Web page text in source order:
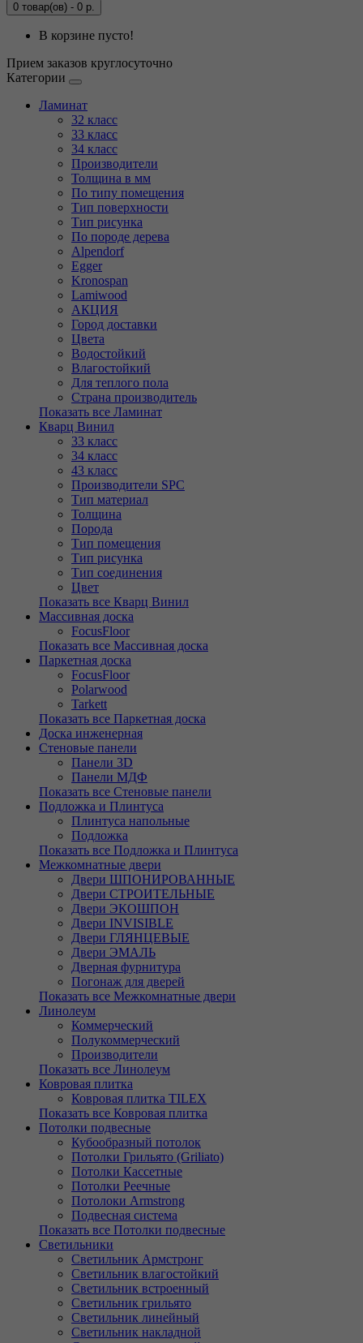
0 товар(ов) - 0 р.
В корзине пусто!
Прием заказов круглосуточно
Категории
Ламинат
32 класс
33 класс
34 класс
Производители
Толщина в мм
По типу помещения
Тип поверхности
Тип рисунка
По породе дерева
Alpendorf
Egger
Kronospan
Lamiwood
АКЦИЯ
Город доставки
Цвета
Водостойкий
Влагостойкий
Для теплого пола
Страна производитель
Показать все Ламинат
Кварц Винил
33 класс
34 класс
43 класс
Производители SPC
Тип материал
Толщина
Порода
Тип помещения
Тип рисунка
Тип соединения
Цвет
Показать все Кварц Винил
Массивная доска
FocusFloor
Показать все Массивная доска
Паркетная доска
FocusFloor
Polarwood
Tarkett
Показать все Паркетная доска
Доска инженерная
Стеновые панели
Панели 3D
Панели МДФ
Показать все Стеновые панели
Подложка и Плинтуса
Плинтуса напольные
Подложка
Показать все Подложка и Плинтуса
Межкомнатные двери
Двери ШПОНИРОВАННЫЕ
Двери СТРОИТЕЛЬНЫЕ
Двери ЭКОШПОН
Двери INVISIBLE
Двери ГЛЯНЦЕВЫЕ
Двери ЭМАЛЬ
Дверная фурнитура
Погонаж для дверей
Показать все Межкомнатные двери
Линолеум
Коммерческий
Полукоммерческий
Производители
Показать все Линолеум
Ковровая плитка
Ковровая плитка TILEX
Показать все Ковровая плитка
Потолки подвесные
Кубообразный потолок
Потолки Грильято (Griliato)
Потолки Кассетные
Потолки Реечные
Потолоки Armstrong
Подвесная система
Показать все Потолки подвесные
Светильники
Светильник Армстронг
Светильник влагостойкий
Светильник встроенный
Светильник грильято
Светильник линейный
Светильник накладной